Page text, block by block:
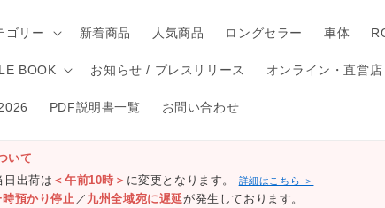
ゴリー 新着商品 人気商品 ロングセラー 車体
BOOK お知らせ / プレスリリース オンライン・直営店
PDF説明書一覧 お問い合わせ
いて
日出荷は ＜午前10時＞ に変更となります。 詳細はこちら ＞
預かり停止／ 九州全域宛に遅延が発生しております。